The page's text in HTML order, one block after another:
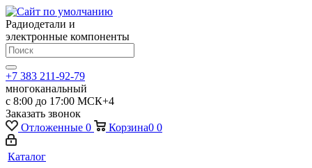
Радиодетали и
электронные компоненты
+7 383 211-92-79
многоканальный
с 8:00 до 17:00 МСК+4
Заказать звонок
Отложенные 0 Корзина0 0
Каталог